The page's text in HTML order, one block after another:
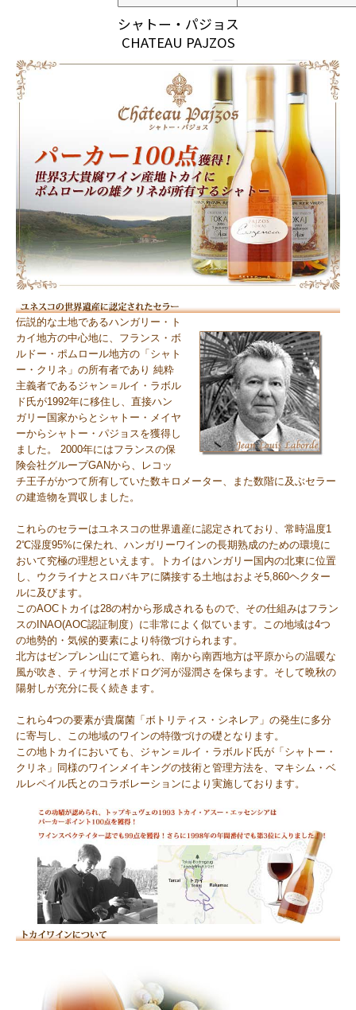
シャトー・パジョス
CHATEAU PAJZOS
伝説的な土地であるハンガリー・ト
カイ地方の中心地に、フランス・ボ
ルドー・ポムロール地方の「シャト
ー・クリネ」の所有者であり 純粋
主義者であるジャン＝ルイ・ラボル
ド氏が1992年に移住し、直接ハン
ガリー国家からとシャトー・メイヤ
ーからシャトー・パジョスを獲得し
ました。 2000年にはフランスの保
険会社グループGANから、レコッ
チ王子がかつて所有していた数キロメーター、また数階に及ぶセラー
の建造物を買収しました。
これらのセラーはユネスコの世界遺産に認定されており、常時温度1
2℃湿度95%に保たれ、ハンガリーワインの長期熟成のための環境に
おいて究極の理想といえます。トカイはハンガリー国内の北東に位置
し、ウクライナとスロバキアに隣接する土地はおよそ5,860ヘクター
ルに及びます。
このAOCトカイは28の村から形成されるもので、その仕組みはフラン
スのINAO(AOC認証制度）に非常によく似ています。この地域は4つ
の地勢的・気候的要素により特徴づけられます。
北方はゼンプレン山にて遮られ、南から南西地方は平原からの温暖な
風が吹き、ティサ河とボドログ河が湿潤さを保ちます。そして晩秋の
陽射しが充分に長く続きます。
これら4つの要素が貴腐菌「ボトリティス・シネレア」の発生に多分
に寄与し、この地域のワインの特徴づけの礎となります。
この地トカイにおいても、ジャン＝ルイ・ラボルド氏が「シャトー・
クリネ」同様のワインメイキングの技術と管理方法を、マキシム・ベ
ルレペイル氏とのコラボレーションにより実施しております。